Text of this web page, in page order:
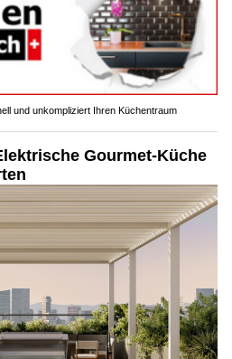
und unkompliziert Ihren Küchentraum
Gourmet-Küche